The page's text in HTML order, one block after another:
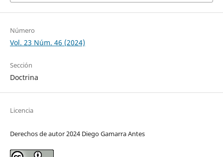
Número
Vol. 23 Núm. 46 (2024)
Sección
Doctrina
Licencia
Derechos de autor 2024 Diego Gamarra Antes